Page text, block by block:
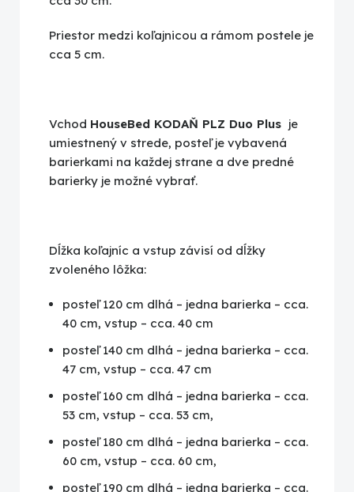
Priestor medzi koľajnicou a rámom postele je
cca 5 cm.
Vchod HouseBed KODAŇ PLZ Duo Plus je
umiestnený v strede, posteľ je vybavená
barierkami na každej strane a dve predné
barierky je možné vybrať.
Dĺžka koľajníc a vstup závisí od dĺžky
zvoleného lôžka:
posteľ 120 cm dlhá – jedna barierka – cca.
40 cm, vstup – cca. 40 cm
posteľ 140 cm dlhá – jedna barierka – cca.
47 cm, vstup – cca. 47 cm
posteľ 160 cm dlhá – jedna barierka – cca.
53 cm, vstup – cca. 53 cm,
posteľ 180 cm dlhá – jedna barierka – cca.
60 cm, vstup – cca. 60 cm,
posteľ 190 cm dlhá – jedna barierka – cca.